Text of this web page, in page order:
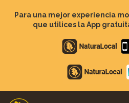
contenido
Para una mejor experiencia
que utilices la App
Apple
store
Play